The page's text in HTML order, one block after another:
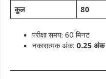
कुल
80
परीक्षा समय: 60 मिनट
नकारात्मक अंक: 0.25 अंक